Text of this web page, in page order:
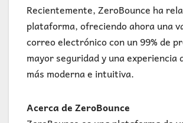
Recientemente, ZeroBounce ha
plataforma, ofreciendo ahora una
correo electrónico con un 99% de
mayor seguridad y una experiencia
más moderna e intuitiva.
Acerca de ZeroBounce